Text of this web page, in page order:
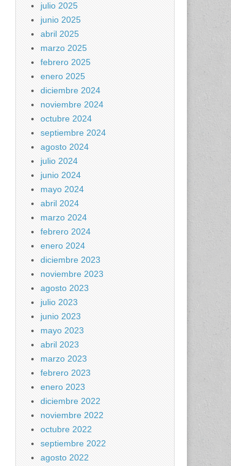
julio 2025
junio 2025
abril 2025
marzo 2025
febrero 2025
enero 2025
diciembre 2024
noviembre 2024
octubre 2024
septiembre 2024
agosto 2024
julio 2024
junio 2024
mayo 2024
abril 2024
marzo 2024
febrero 2024
enero 2024
diciembre 2023
noviembre 2023
agosto 2023
julio 2023
junio 2023
mayo 2023
abril 2023
marzo 2023
febrero 2023
enero 2023
diciembre 2022
noviembre 2022
octubre 2022
septiembre 2022
agosto 2022